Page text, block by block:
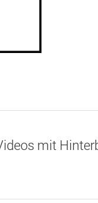
mit